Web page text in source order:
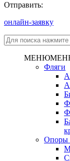
Отправить:
онлайн-заявку
МЕНЮ
Фляги
Опоры